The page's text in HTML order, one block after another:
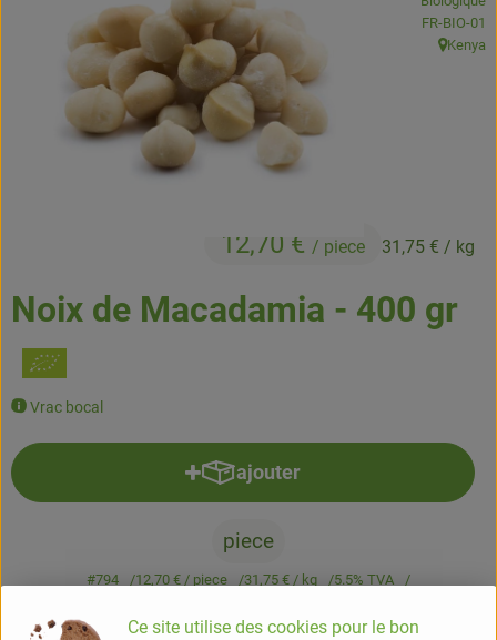
Boissons
Accessoires et divers
Cosmétique et hygiène
Noix de Macadamia - 400 gr
Vrac bocal
12,70 € / piece 31,75 € / kg
, Autorité
FR-BIO-01
, Origine:
Kenya
ajouter
Ajouter le produit au panier
piece
#794 12,70 € / piece 31,75 € / kg
5.5% TVA
Ce site utilise des cookies pour le bon